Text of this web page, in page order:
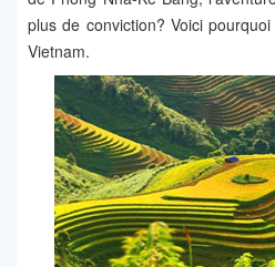
plus de conviction? Voici
Vietnam.